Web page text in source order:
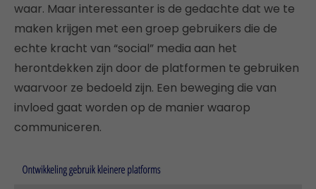
waar. Maar interessanter is de gedachte dat we te
maken krijgen met een groep gebruikers die de
echte kracht van “social” media aan het
herontdekken zijn door de platformen te gebruiken
waarvoor ze bedoeld zijn. Een beweging die van
invloed gaat worden op de manier waarop
communiceren.